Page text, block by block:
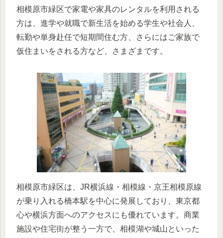
相模原市緑区で家電や家具のレンタルを利用される
方は、進学や就職で新生活を始める学生や社会人、
転勤や単身赴任で短期間住む方、さらにはご家族で
仮住まいをされる方など、さまざまです。
相模原市緑区は、JR横浜線・相模線・京王相模原線
が乗り入れる橋本駅を中心に発展しており、東京都
心や横浜方面へのアクセスにも優れています。商業
施設や住宅街が整う一方で、相模湖や城山といった